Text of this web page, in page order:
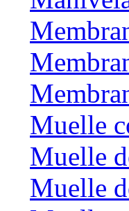
Muelle
Muelle
Muelle